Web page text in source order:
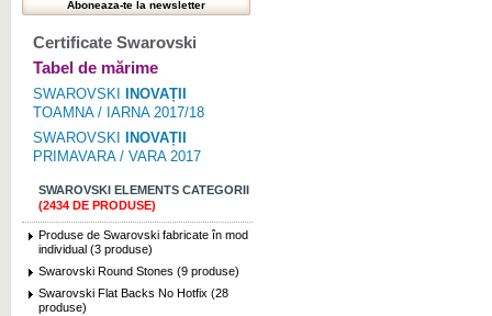
Certificate Swarovski
Tabel de mărime
SWAROVSKI
INOVAȚII
TOAMNA / IARNA 2017/18
SWAROVSKI
INOVAȚII
PRIMAVARA / VARA 2017
SWAROVSKI ELEMENTS CATEGORII
(2434 DE PRODUSE)
Produse de Swarovski fabricate în mod
individual (3 produse)
Swarovski Round Stones (9 produse)
Swarovski Flat Backs No Hotfix (28
produse)